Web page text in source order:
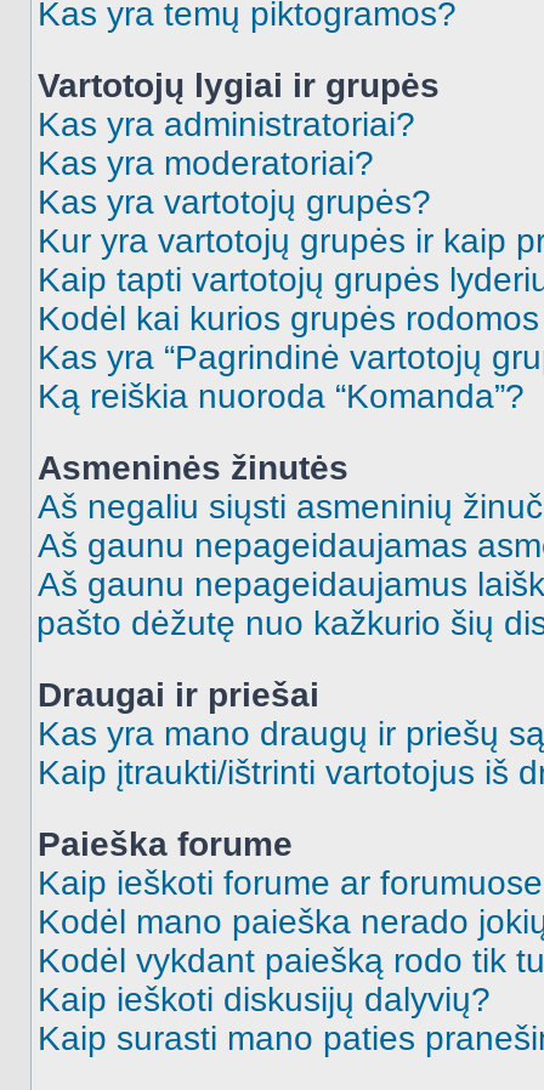
Kas yra temų piktogramos?
Vartotojų lygiai ir grupės
Kas yra administratoriai?
Kas yra moderatoriai?
Kas yra vartotojų grupės?
Kur yra vartotojų grupės ir kaip
Kaip tapti vartotojų grupės
Kodėl kai kurios grupės
Kas yra “Pagrindinė vartotojų
Ką reiškia nuoroda “Komanda”?
Asmeninės žinutės
Aš negaliu siųsti asmeninių
Aš gaunu nepageidaujamas
Aš gaunu nepageidaujamus
pašto dėžutę nuo kažkurio šių
Draugai ir priešai
Kas yra mano draugų ir priešų
Kaip įtraukti/ištrinti vartotojus iš
Paieška forume
Kaip ieškoti forume ar
Kodėl mano paieška nerado
Kodėl vykdant paiešką rodo tik
Kaip ieškoti diskusijų dalyvių?
Kaip surasti mano paties